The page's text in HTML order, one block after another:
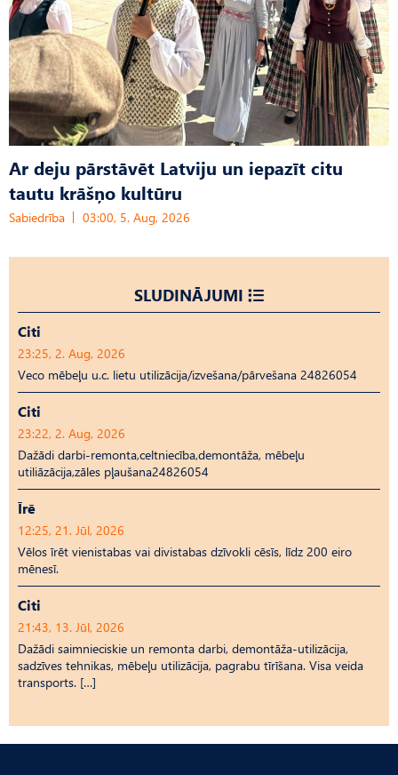
Ar deju pārstāvēt Latviju un iepazīt citu
tautu krāšņo kultūru
Sabiedrība 03:00, 5. Aug, 2026
SLUDINĀJUMI
Citi
23:25, 2. Aug, 2026
Veco mēbeļu u.c. lietu utilizācija/izvešana/pārvešana 24826054
Citi
23:22, 2. Aug, 2026
Dažādi darbi-remonta,celtniecība,demontāža, mēbeļu
utiliāzācija,zāles pļaušana24826054
Īrē
12:25, 21. Jūl, 2026
Vēlos īrēt vienistabas vai divistabas dzīvokli cēsīs, līdz 200 eiro
mēnesī.
Citi
21:43, 13. Jūl, 2026
Dažādi saimnieciskie un remonta darbi, demontāža-utilizācija,
sadzīves tehnikas, mēbeļu utilizācija, pagrabu tīrīšana. Visa veida
transports. […]